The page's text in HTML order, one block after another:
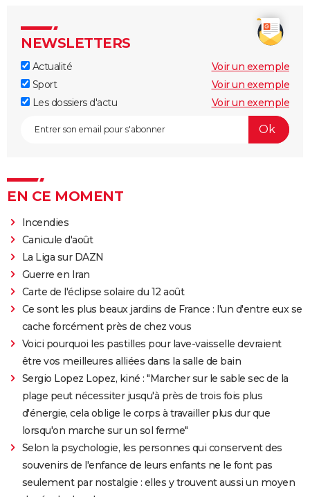
NEWSLETTERS
Actualité
Voir un exemple
Sport
Voir un exemple
Les dossiers d'actu
Voir un exemple
EN CE MOMENT
Incendies
Canicule d'août
La Liga sur DAZN
Guerre en Iran
Carte de l'éclipse solaire du 12 août
Ce sont les plus beaux jardins de France : l'un d'entre eux se
cache forcément près de chez vous
Voici pourquoi les pastilles pour lave-vaisselle devraient
être vos meilleures alliées dans la salle de bain
Sergio Lopez Lopez, kiné : "Marcher sur le sable sec de la
plage peut nécessiter jusqu'à près de trois fois plus
d'énergie, cela oblige le corps à travailler plus dur que
lorsqu'on marche sur un sol ferme"
Selon la psychologie, les personnes qui conservent des
souvenirs de l'enfance de leurs enfants ne le font pas
seulement par nostalgie : elles y trouvent aussi un moyen